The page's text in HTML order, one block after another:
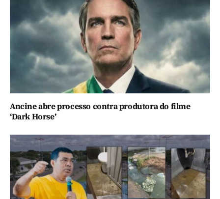
Ancine abre processo contra produtora do filme
‘Dark Horse’